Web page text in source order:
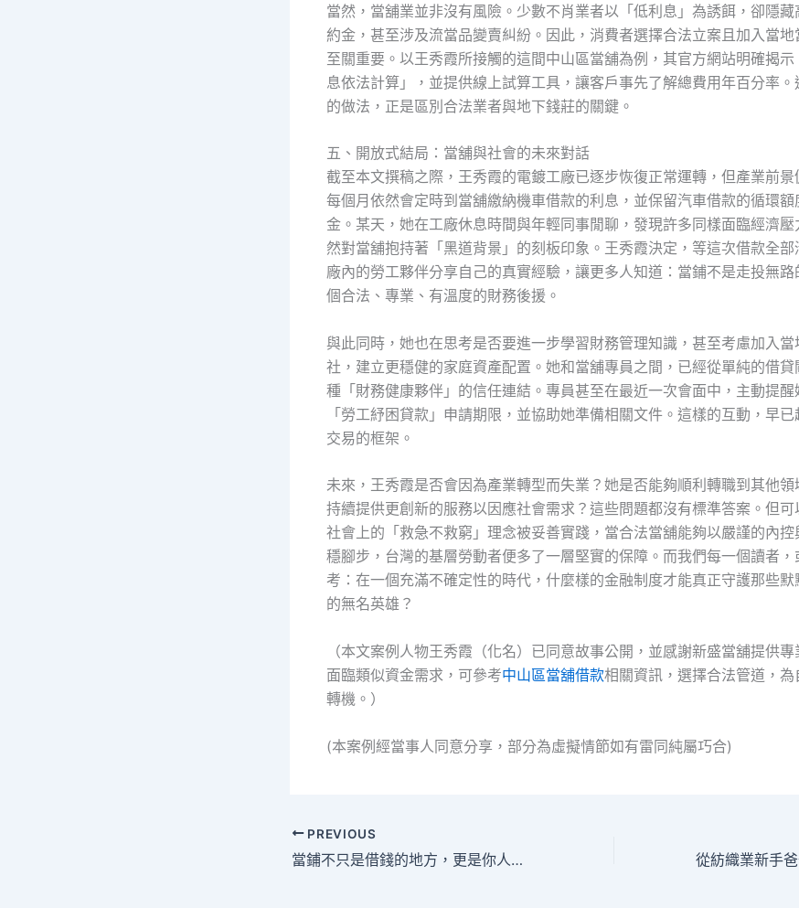
當然，當舖業並非沒有風險。少數不肖業者以「低利息」為誘餌，卻隱
約金，甚至涉及流當品變賣糾紛。因此，消費者選擇合法立案且加入當地
至關重要。以王秀霞所接觸的這間中山區當舖為例，其官方網站明確揭
息依法計算」，並提供線上試算工具，讓客戶事先了解總費用年百分率
的做法，正是區別合法業者與地下錢莊的關鍵。
五、開放式結局：當舖與社會的未來對話
截至本文撰稿之際，王秀霞的電鍍工廠已逐步恢復正常運轉，但產業前
每個月依然會定時到當舖繳納機車借款的利息，並保留汽車借款的循環額
金。某天，她在工廠休息時間與年輕同事閒聊，發現許多同樣面臨經濟壓
然對當舖抱持著「黑道背景」的刻板印象。王秀霞決定，等這次借款全
廠內的勞工夥伴分享自己的真實經驗，讓更多人知道：當鋪不是走投無
個合法、專業、有溫度的財務後援。
與此同時，她也在思考是否要進一步學習財務管理知識，甚至考慮加入當
社，建立更穩健的家庭資產配置。她和當舖專員之間，已經從單純的借
種「財務健康夥伴」的信任連結。專員甚至在最近一次會面中，主動提醒
「勞工紓困貸款」申請期限，並協助她準備相關文件。這樣的互動，早
交易的框架。
未來，王秀霞是否會因為產業轉型而失業？她是否能夠順利轉職到其他
持續提供更創新的服務以因應社會需求？這些問題都沒有標準答案。但可
社會上的「救急不救窮」理念被妥善實踐，當合法當舖能夠以嚴謹的內
穩腳步，台灣的基層勞動者便多了一層堅實的保障。而我們每一個讀者，
考：在一個充滿不確定性的時代，什麼樣的金融制度才能真正守護那些默
的無名英雄？
（本文案例人物王秀霞（化名）已同意故事公開，並感謝新盛當舖提供
面臨類似資金需求，可參考中山區當舖借款相關資訊，選擇合法管道，
轉機。）
(本案例經當事人同意分享，部分為虛擬情節如有雷同純屬巧合)
PREVIOUS
當鋪不只是借錢的地方，更是你人生低谷時的救命繩索